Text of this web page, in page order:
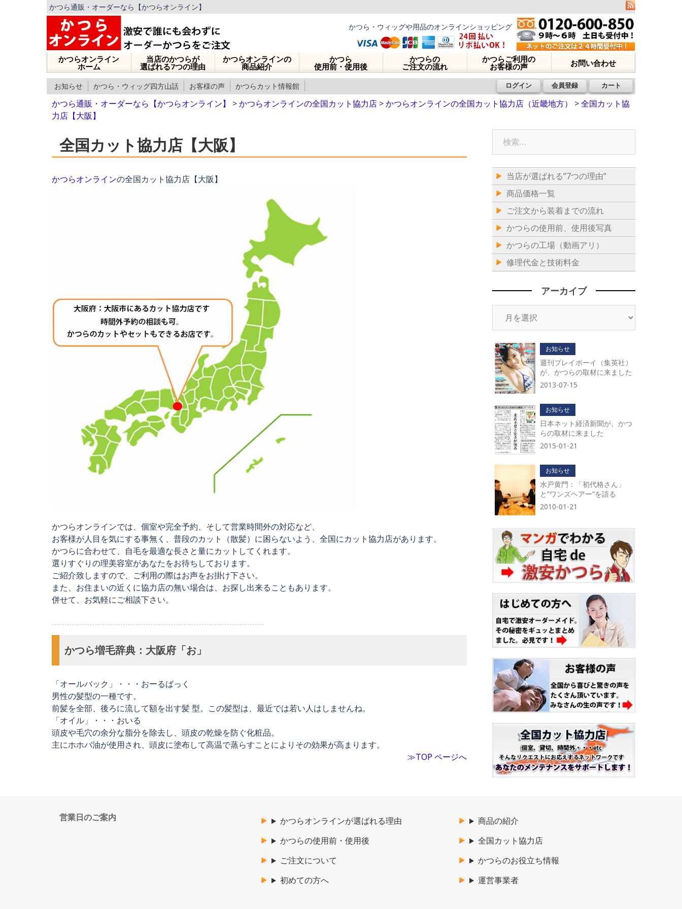
かつら通販・オーダーなら【かつらオンライン】
かつら・ウィッグや用品のオンラインショッピング
かつらオンライン
ホーム
当店のかつらが
選ばれる7つの理由
かつらオンラインの
商品紹介
かつら
使用前・使用後
かつらの
ご注文の流れ
かつらご利用の
お客様の声 お問い合わせ
お知らせ かつら・ウィッグ四方山話 お客様の声 かつらカット情報館 ログイン 会員登録 カート
かつら通販・オーダーなら【かつらオンライン】 >かつらオンラインの全国カット協力店 >かつらオンラインの全国カット協力店（近畿地方） >全国カット協
力店【大阪】
全国カット協力店【大阪】
かつらオンラインの全国カット協力店【大阪】
かつらオンラインでは、個室や完全予約、そして営業時間外の対応など、
お客様が人目を気にする事無く、普段のカット（散髪）に困らないよう、全国にカット協力店があります。
かつらに合わせて、自毛を最適な長さと量にカットしてくれます。
選りすぐりの理美容室があなたをお待ちしております。
ご紹介致しますので、ご利用の際はお声をお掛け下さい。
また、お住まいの近くに協力店の無い場合は、お探し出来ることもあります。
併せて、お気軽にご相談下さい。
かつら増毛辞典：大阪府「お」
「オールバック」・・・おーるばっく
男性の髪型の一種です。
前髪を全部、後ろに流して額を出す髪 型。この髪型は、最近では若い人はしませんね。
「オイル」・・・おいる
頭皮や毛穴の余分な脂分を除去し、頭皮の乾燥を防ぐ化粧品。
主にホホバ油が使用され、頭皮に塗布して高温で蒸らすことによりその効果が高まります。
≫TOP ページへ
当店が選ばれる”7つの理由”
商品価格一覧
ご注文から装着までの流れ
かつらの使用前、使用後写真
かつらの工場（動画アリ）
修理代金と技術料金
アーカイブ
イ
ブ
お知らせ
週刊プレイボーイ（集英社）
が、かつらの取材に来ました
2013-07-15
お知らせ
日本ネット経済新聞が、かつ
らの取材に来ました
2015-01-21
お知らせ
水戸黄門：「初代格さん」
と”ワンズヘアー”を語る
2010-01-21
営業日のご案内
かつらオンラインが選ばれる理由
かつらの使用前・使用後
ご注文について
初めての方へ
商品の紹介
全国カット協力店
かつらのお役立ち情報
運営事業者